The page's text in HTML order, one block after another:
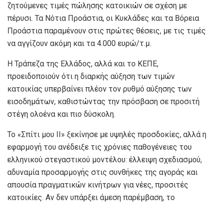
ζητούμενες τιμές πώλησης κατοικιών σε σχέση με
πέρυσι. Τα Νότια Προάστια, οι Κυκλάδες και τα Βόρεια
Προάστια παραμένουν στις πρώτες θέσεις, με τις τιμές
να αγγίζουν ακόμη και τα 4.000 ευρώ/τ.μ.
Η Τράπεζα της Ελλάδος, αλλά και το ΚΕΠΕ,
προειδοποιούν ότι η διαρκής αύξηση των τιμών
κατοικίας υπερβαίνει πλέον τον ρυθμό αύξησης των
εισοδημάτων, καθιστώντας την πρόσβαση σε προσιτή
στέγη ολοένα και πιο δύσκολη.
Το «Σπίτι μου ΙΙ» ξεκίνησε με υψηλές προσδοκίες, αλλά η
εφαρμογή του ανέδειξε τις χρόνιες παθογένειες του
ελληνικού στεγαστικού μοντέλου: έλλειψη σχεδιασμού,
αδυναμία προσαρμογής στις συνθήκες της αγοράς και
απουσία πραγματικών κινήτρων για νέες, προσιτές
κατοικίες. Αν δεν υπάρξει άμεση παρέμβαση, το